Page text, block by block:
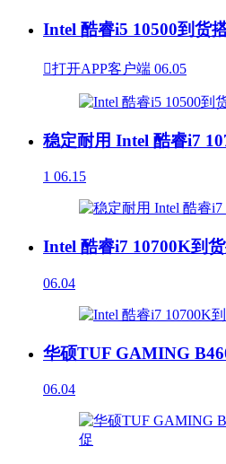
Intel 酷睿i5 10500到货
打开APP客户端 06.05
稳定耐用 Intel 酷睿i7
1 06.15
Intel 酷睿i7 10700K到
06.04
华硕TUF GAMING
06.04